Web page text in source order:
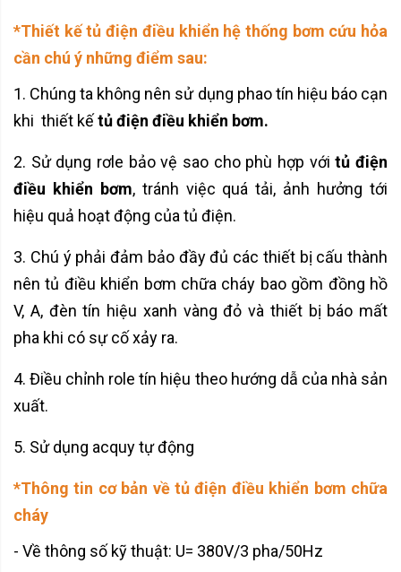
*Thiết kế tủ điện điều khiển hệ thống bơm cứu hỏa
cần chú ý những điểm sau:
1. Chúng ta không nên sử dụng phao tín hiệu báo cạn
khi thiết kếtủ điện điều khiển bơm.
2. Sử dụng rơle bảo vệ sao cho phù hợp với tủ điện
điều khiển bơm, tránh việc quá tải, ảnh hưởng tới
hiệu quả hoạt động của tủ điện.
3. Chú ý phải đảm bảo đầy đủ các thiết bị cấu thành
nên tủ điều khiển bơm chữa cháy bao gồm đồng hồ
V, A, đèn tín hiệu xanh vàng đỏ và thiết bị báo mất
pha khi có sự cố xảy ra.
4. Điều chỉnh role tín hiệu theo hướng dẫ của nhà sản
xuất.
5. Sử dụng acquy tự động
*Thông tin cơ bản về tủ điện điều khiển bơm chữa
cháy
- Về thông số kỹ thuật: U= 380V/3 pha/50Hz